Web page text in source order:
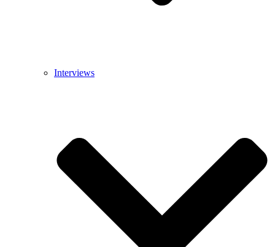
Interviews